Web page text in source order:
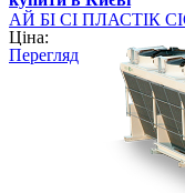
АЙ БІ СІ ПЛАСТІК
рішень для виробників
Ціна:
Перегляд